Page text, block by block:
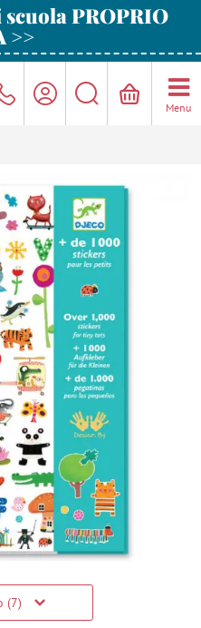
PROPRIO
>>
Menu
(7)